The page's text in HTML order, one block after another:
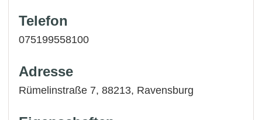
Telefon
075199558100
Adresse
Rümelinstraße 7, 88213, Ravensburg